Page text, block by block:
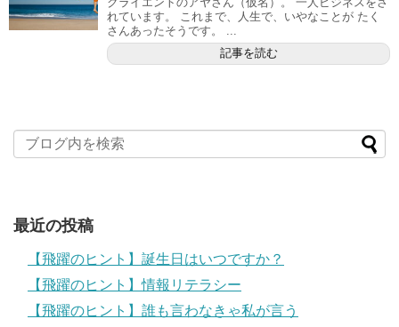
れています。 これまで、人生で、いやなことが たく
さんあったそうです。 ...
記事を読む
最近の投稿
【飛躍のヒント】誕生日はいつですか？
【飛躍のヒント】情報リテラシー
【飛躍のヒント】誰も言わなきゃ私が言う